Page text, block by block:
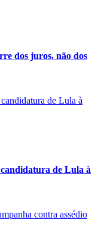
dos juros, não dos
de Lula à